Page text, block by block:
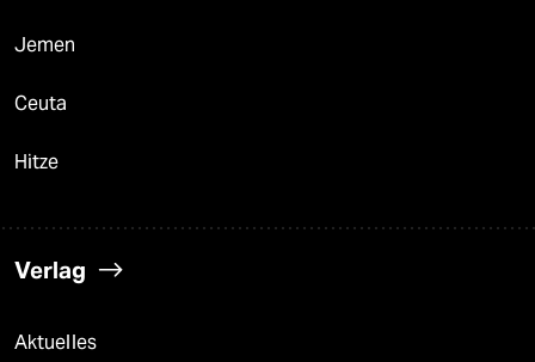
Jemen
Ceuta
Hitze
Verlag
Aktuelles